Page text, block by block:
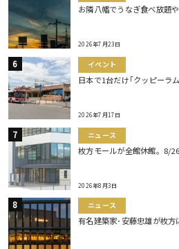
お隣八幡でうなぎ食べ放題や
2026年7月23日
イベント
日本で1台だけ｢クッピーラ
2026年7月17日
ニュース
枚方モールが全館休館。8/26
2026年8月3日
ニュース
有名建築家･安藤忠雄が枚方